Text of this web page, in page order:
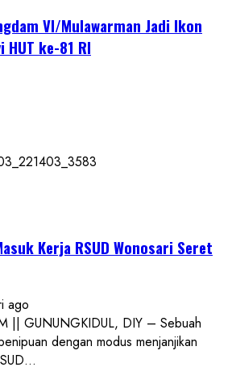
VI/Mulawarman Jadi Ikon
HUT ke-81 RI
Kerja RSUD Wonosari Seret
ago
|| GUNUNGKIDUL, DIY – Sebuah
dengan modus menjanjikan